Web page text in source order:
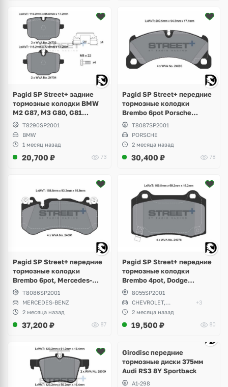
Pagid SP Street+ задние
тормозные колодки BMW
M2 G87, M3 G80, G81
Touring, M4 Competition
G82, M5 F10, M6 F06, F13,
X3M F97, X4M F98
T8290SP2001
BMW
1 месяц назад
20,700 ₽ 73
Pagid SP Street+ передние
тормозные колодки
Brembo 6pot Porsche
Cayenne 958, 3.0 Diesel,
Hybrid, 3.6 S, GTS
T8087SP2001
PORSCHE
2 месяца назад
30,400 ₽ 78
Pagid SP Street+ передние
тормозные колодки
Brembo 6pot, Mercedes-
Benz AMG GT W190, SLS
W197, S-class W220, W221,
W222, CLS W218, W219
T8086SP2001
MERCEDES-BENZ
2 месяца назад
37,200 ₽ 87
Pagid SP Street+ передние
тормозные колодки
Brembo 4pot, Dodge
Challenger, Charger,
Magnum, Chevrolet Camaro,
Jeep Grand Cherokee SRT8,
Tesla Model S, X
8055SP2001
CHEVROLET,
CHRYSLER
+3
2 месяца назад
19,500 ₽ 80
1 фото
Girodisc передние
тормозные диски 375мм
Audi RS3 8Y Sportback
A1-298